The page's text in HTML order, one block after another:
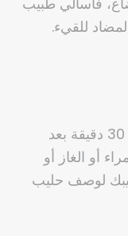
للقيء.
يظهر سوء هضم اللاكتوز بين 20 إلى 30 دقيقة بعد
أو الغاز أو
لوصف حليب